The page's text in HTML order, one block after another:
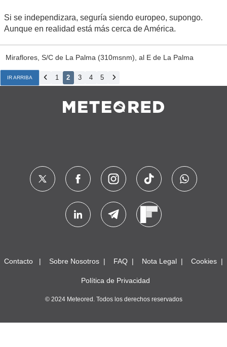
Si se independizara, seguría siendo europeo, supongo.
Aunque en realidad está más cerca de América.
Miraflores, S/C de La Palma (310msnm), al E de La Palma
IR ARRIBA 1 2 3 4 5
Contacto Sobre Nosotros FAQ Nota Legal Cookies
Política de Privacidad
© 2024 Meteored. Todos los derechos reservados